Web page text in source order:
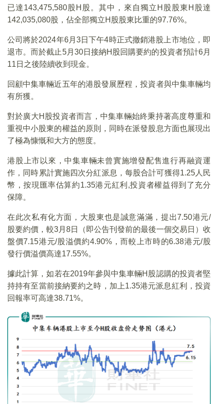
已達143,475,580股H股。其中，來自獨立H股股東H股達
142,035,080股，佔全部獨立H股股東比重的97.76%。
公司將於2024年6月3日下午4時正式撤銷港股上市地位，即
退市。而於截止5月30日接納H股回購要約的投資者預計6月
11日之後陸續收到現金。
回顧中集車輛近五年的港股發展歷程，投資者與中集車輛均
有所獲。
對於廣大H股投資者而言，中集車輛始終秉持著高度尊重和
重視中小股東的權益的原則，同時在派發股息方面也展現出
了極為慷慨和大方的態度。
港股上市以來，中集車輛未曾實施增發配售進行再融資運
作，同時累計實施四次分紅派息，每股合計可獲得1.25人民
幣，按現匯率估算約1.35港元紅利,投資者權益得到了充分
保障。
在此次私有化方面，大股東也是誠意滿滿，提出7.50港元/
股要約價，較3月8日（即公告刊發前的最後一個交易日）收
盤價7.15港元/股溢價約4.90%，而較上市時的6.38港元/股
發行價溢價高達17.55%。
據此計算，如若在2019年參與中集車輛H股認購的投資者堅
持持有至當前接納要約之時，加上1.35港元派息紅利，投資
回報率可高達38.71%。